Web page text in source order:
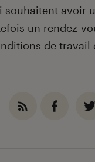
souhaitent avoir
un rendez-
de travail